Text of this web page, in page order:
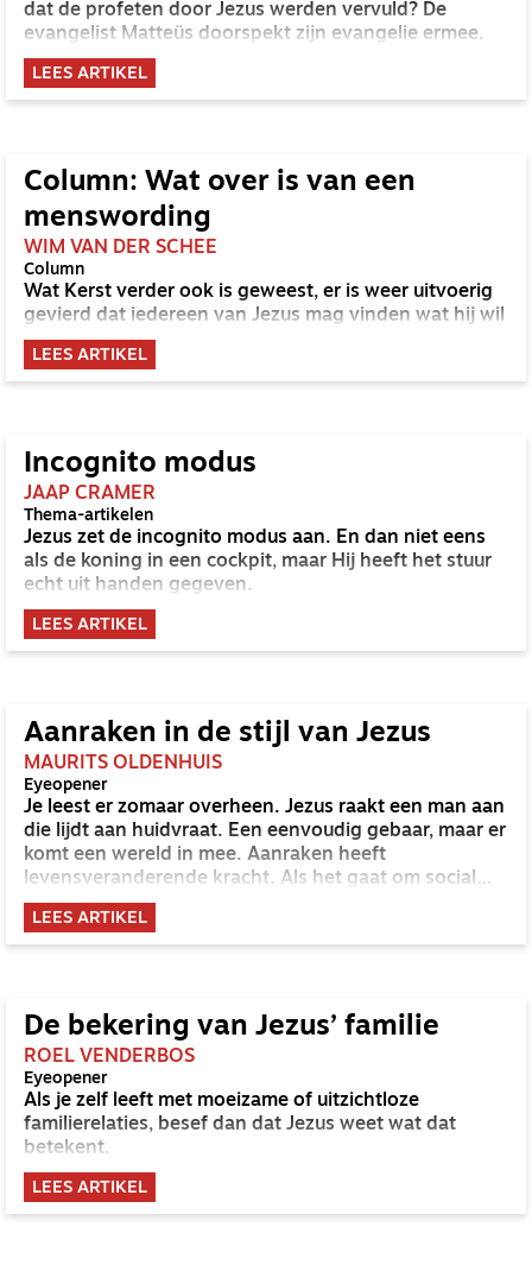
dat de profeten door Jezus werden vervuld? De
evangelist Matteüs doorspekt zijn evangelie ermee.
LEES ARTIKEL
Column: Wat over is van een
menswording
WIM VAN DER SCHEE
Column
Wat Kerst verder ook is geweest, er is weer uitvoerig
gevierd dat iedereen van Jezus mag vinden wat hij wil
LEES ARTIKEL
Incognito modus
JAAP CRAMER
Thema-artikelen
Jezus zet de incognito modus aan. En dan niet eens
als de koning in een cockpit, maar Hij heeft het stuur
echt uit handen gegeven.
LEES ARTIKEL
Aanraken in de stijl van Jezus
MAURITS OLDENHUIS
Eyeopener
Je leest er zomaar overheen. Jezus raakt een man aan
die lijdt aan huidvraat. Een eenvoudig gebaar, maar er
komt een wereld in mee. Aanraken heeft
levensveranderende kracht. Als het gaat om social
distancing, quarantaine en anderhalvemeter hebben
wij dit jaar genoeg meegemaakt. Misschien hebben
we het belang van lichamelijke aanraking op een
LEES ARTIKEL
De bekering van Jezus’ familie
ROEL VENDERBOS
Eyeopener
Als je zelf leeft met moeizame of uitzichtloze
familierelaties, besef dan dat Jezus weet wat dat
betekent.
LEES ARTIKEL